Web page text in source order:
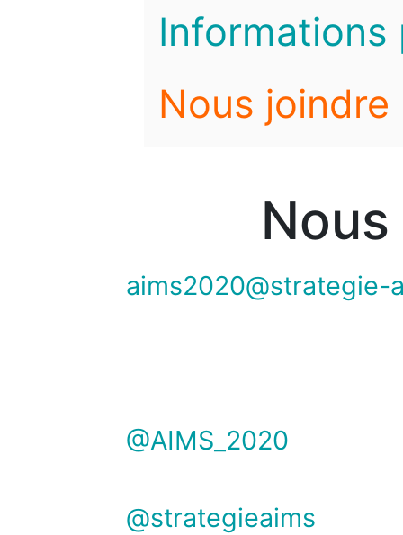
Informations
Nous joindre
aims2020@strategie-
@AIMS_2020
@strategieaims